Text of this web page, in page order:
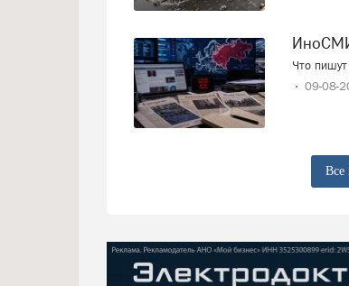
Что
09-08-
Все